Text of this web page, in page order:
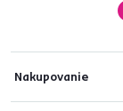
Nakupovanie